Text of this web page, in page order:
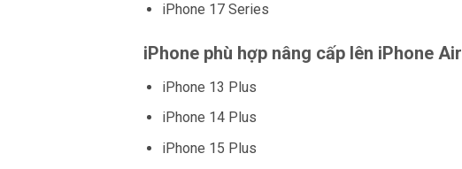
iPhone 17 Series
iPhone phù hợp nâng cấp lên iPhone Air
iPhone 13 Plus
iPhone 14 Plus
iPhone 15 Plus